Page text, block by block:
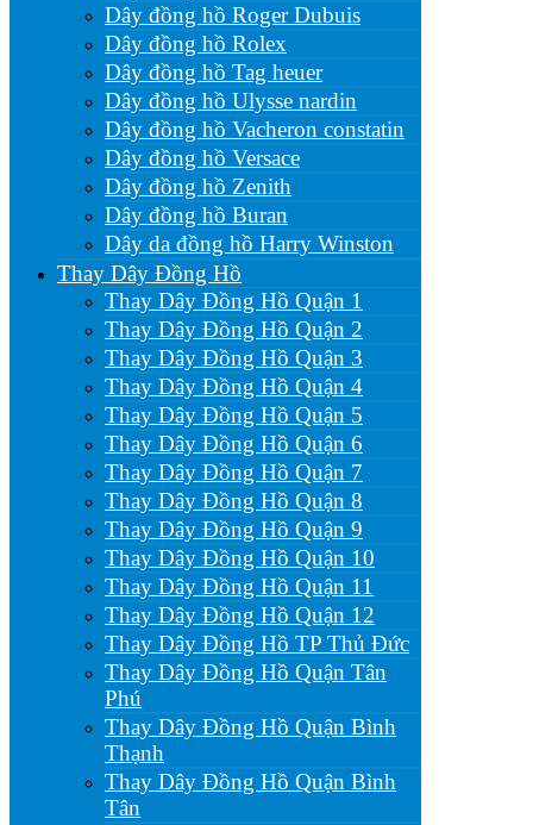
Dây đồng hồ Roger Dubuis
Dây đồng hồ Rolex
Dây đồng hồ Tag heuer
Dây đồng hồ Ulysse nardin
Dây đồng hồ Vacheron constatin
Dây đồng hồ Versace
Dây đồng hồ Zenith
Dây đồng hồ Buran
Dây da đồng hồ Harry Winston
Thay Dây Đồng Hồ
Thay Dây Đồng Hồ Quận 1
Thay Dây Đồng Hồ Quận 2
Thay Dây Đồng Hồ Quận 3
Thay Dây Đồng Hồ Quận 4
Thay Dây Đồng Hồ Quận 5
Thay Dây Đồng Hồ Quận 6
Thay Dây Đồng Hồ Quận 7
Thay Dây Đồng Hồ Quận 8
Thay Dây Đồng Hồ Quận 9
Thay Dây Đồng Hồ Quận 10
Thay Dây Đồng Hồ Quận 11
Thay Dây Đồng Hồ Quận 12
Thay Dây Đồng Hồ TP Thủ Đức
Thay Dây Đồng Hồ Quận Tân
Phú
Thay Dây Đồng Hồ Quận Bình
Thạnh
Thay Dây Đồng Hồ Quận Bình
Tân